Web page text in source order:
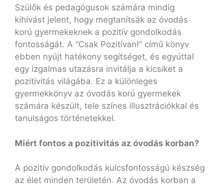
Szülők és pedagógusok számára mindig
kihívást jelent, hogy megtanítsák az óvodás
korú gyermekeknek a pozitív gondolkodás
fontosságát. A “Csak Pozitívan!” című könyv
ebben nyújt hatékony segítséget, és egyúttal
egy izgalmas utazásra invitálja a kicsiket a
pozitivitás világába. Ez a különleges
gyermekkönyv az óvodás korú gyermekek
számára készült, tele színes illusztrációkkal és
tanulságos történetekkel.
Miért fontos a pozitivitás az óvodás korban?
A pozitív gondolkodás kulcsfontosságú készség
az élet minden területén. Az óvodás korban a